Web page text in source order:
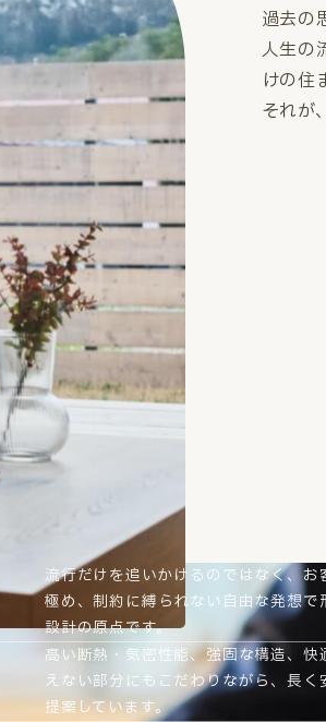
過去の
人生の
けの住
それが
流行だけを追いかけるのではなく、
極め、制約に縛られない自由な発想で
設計の原点です。
高い断熱・気密性能、強固な構造、
えない部分にもこだわりながら、長く
提案しています。